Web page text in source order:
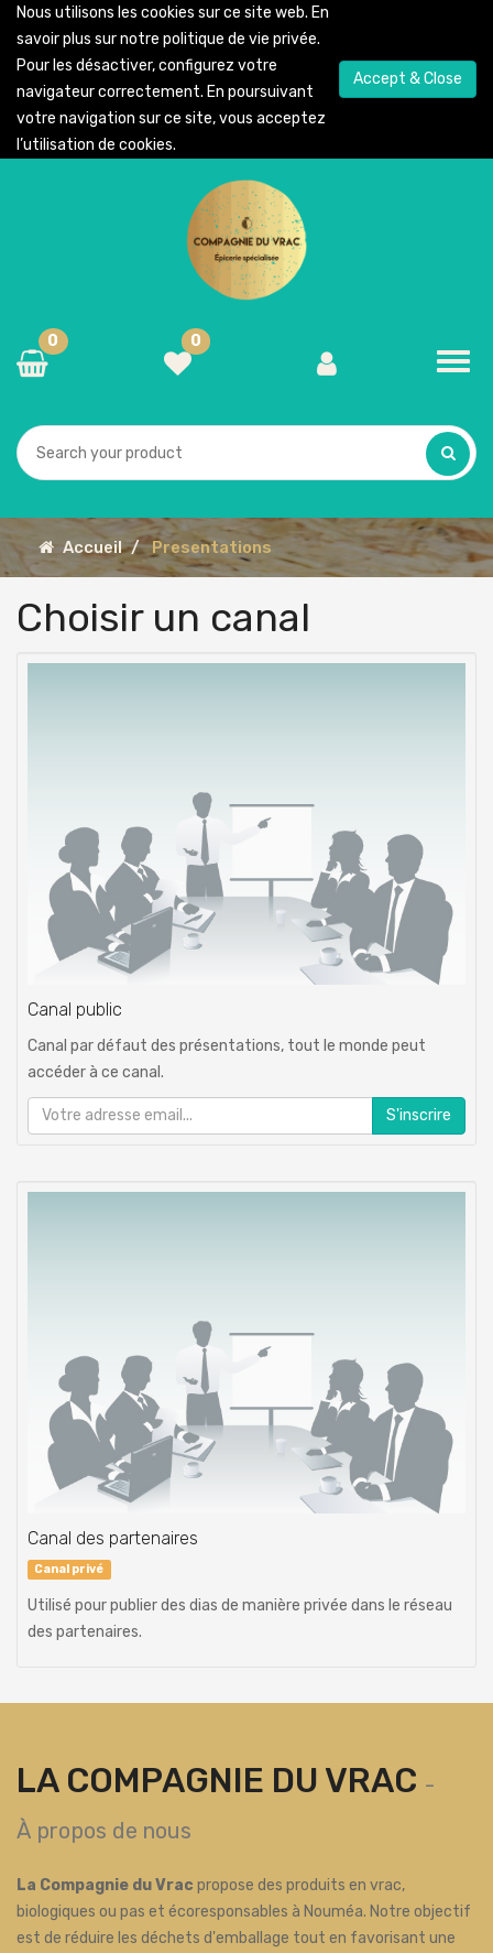
Nous utilisons les cookies sur ce site web. En
savoir plus sur notre politique de vie privée.
Pour les désactiver, configurez votre
navigateur correctement. En poursuivant
votre navigation sur ce site, vous acceptez
l’utilisation de cookies.
Accept & Close
0
0
Accueil Presentations
Choisir un canal
Canal public
Canal par défaut des présentations, tout le monde peut
accéder à ce canal.
S'inscrire
Canal des partenaires
Canal privé
Utilisé pour publier des dias de manière privée dans le réseau
des partenaires.
LA COMPAGNIE DU VRAC -
À propos de nous
La Compagnie du Vrac propose des produits en vrac,
biologiques ou pas et écoresponsables à Nouméa. Notre objectif
est de réduire les déchets d'emballage tout en favorisant une